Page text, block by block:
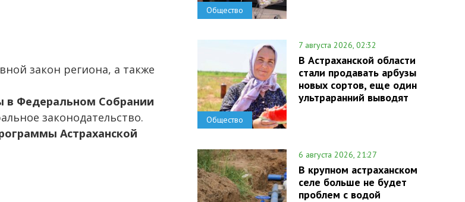
закон региона, а также
в Федеральном Собрании
законодательство.
Астраханской
Общество
Общество
7 августа 2026, 02:32
В Астраханской области
стали продавать арбузы
новых сортов, еще один
ультраранний выводят
6 августа 2026, 21:27
В крупном астраханском
селе больше не будет
проблем с водой